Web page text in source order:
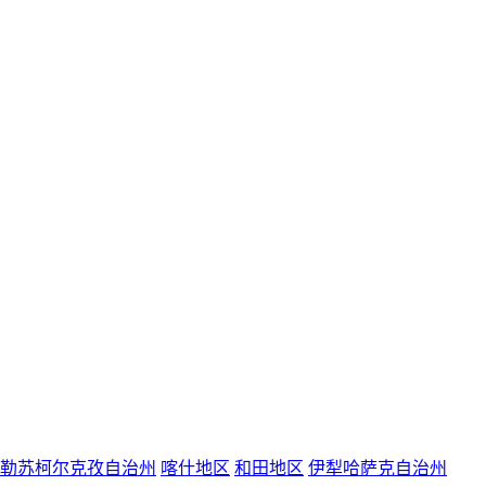
苏柯尔克孜自治州 喀什地区 和田地区 伊犁哈萨克自治州